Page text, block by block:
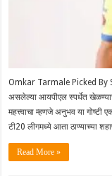
Omkar Tarmale Picked By
असलेल्या आयपीएल स्पर्धेत
महत्त्वाचा म्हणजे अनुभव या गोष्टी
टी20 लीगमध्ये आता ठाण्याच्या
Read More »